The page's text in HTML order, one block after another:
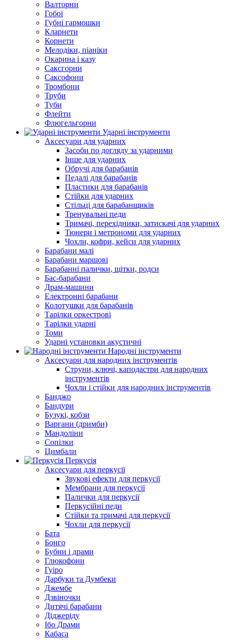
Валторни
Гобої
Губні гармошки
Кларнети
Корнети
Мелодіки, піаніки
Окарина і казу
Саксгорни
Саксофони
Тромбони
Труби
Туби
Флейти
Флюгельгорни
Ударні інструменти
Аксесуари для ударних
Засоби по догляду за ударними
Інше для ударних
Обручі для барабанів
Педалі для барабанів
Пластики для барабанів
Стійки для ударних
Стільці для барабанщиків
Тренувальні педи
Тримачі, перехідники, затискачі для ударних
Тюнери і метрономи для ударних
Чохли, кофри, кейси для ударних
Барабани малі
Барабани маршові
Барабанні палички, щітки, родси
Бас-барабани
Драм-машини
Електронні барабани
Колотушки для барабанів
Тарілки оркестрові
Тарілки ударні
Томи
Ударні установки акустичні
Народні інструменти
Аксесуари для народних інструментів
Струни, ключі, каподастри для народних
інструментів
Чохли і стійки для народних інструментів
Банджо
Бандури
Бузукі, кобзи
Варгани (дримби)
Мандоліни
Сопілки
Цимбали
Перкусія
Аксесуари для перкусії
Звукові ефекти для перкусії
Мембрани для перкусії
Палички для перкусії
Перкусійні педи
Стійки та тримачі для перкусії
Чохли для перкусії
Бата
Бонго
Бубни і драми
Глюкофони
Гуіро
Дарбуки та Думбеки
Джембе
Дзвіночки
Дитячі барабани
Діджеріду
Ібо Драми
Кабаса